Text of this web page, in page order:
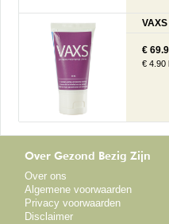
€
€ 4.90
Over Gezond Bezig Zijn
Over ons
Algemene voorwaarden
Privacy voorwaarden
Disclaimer